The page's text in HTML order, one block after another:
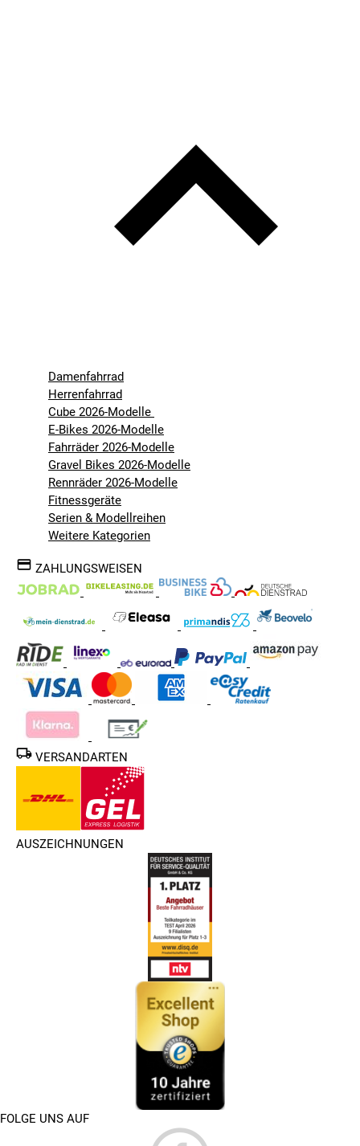
Damenfahrrad
Herrenfahrrad
Cube 2026-Modelle
E-Bikes 2026-Modelle
Fahrräder 2026-Modelle
Gravel Bikes 2026-Modelle
Rennräder 2026-Modelle
Fitnessgeräte
Serien & Modellreihen
Weitere Kategorien
ZAHLUNGSWEISEN
VERSANDARTEN
AUSZEICHNUNGEN
FOLGE UNS AUF